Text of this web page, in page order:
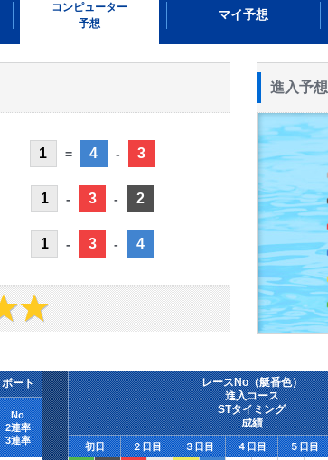
コンピューター
予想
マイ予想
1 = 4 - 3
1 - 3 - 2
1 - 3 - 4
進入予想
ボート
レースNo（艇番色）
進入コース
STタイミング
成績
No
2連率
3連率
初日 ２日目 ３日目 ４日目 ５日目